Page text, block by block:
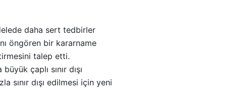
daha sert tedbirler
öngören bir kararname
talep etti.
çaplı sınır dışı
sınır dışı edilmesi için yeni